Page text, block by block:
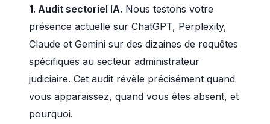
1. Audit sectoriel IA. Nous testons votre
présence actuelle sur ChatGPT, Perplexity,
Claude et Gemini sur des dizaines de requêtes
spécifiques au secteur administrateur
judiciaire. Cet audit révèle précisément quand
vous apparaissez, quand vous êtes absent, et
pourquoi.